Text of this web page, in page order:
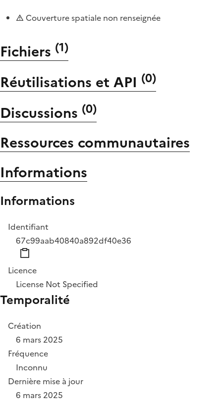
Couverture spatiale non renseignée
Fichiers (1)
Réutilisations et API (0)
Discussions (0)
Ressources communautaires
Informations
Informations
Identifiant
67c99aab40840a892df40e36
Licence
License Not Specified
Temporalité
Création
6 mars 2025
Fréquence
Inconnu
Dernière mise à jour
6 mars 2025